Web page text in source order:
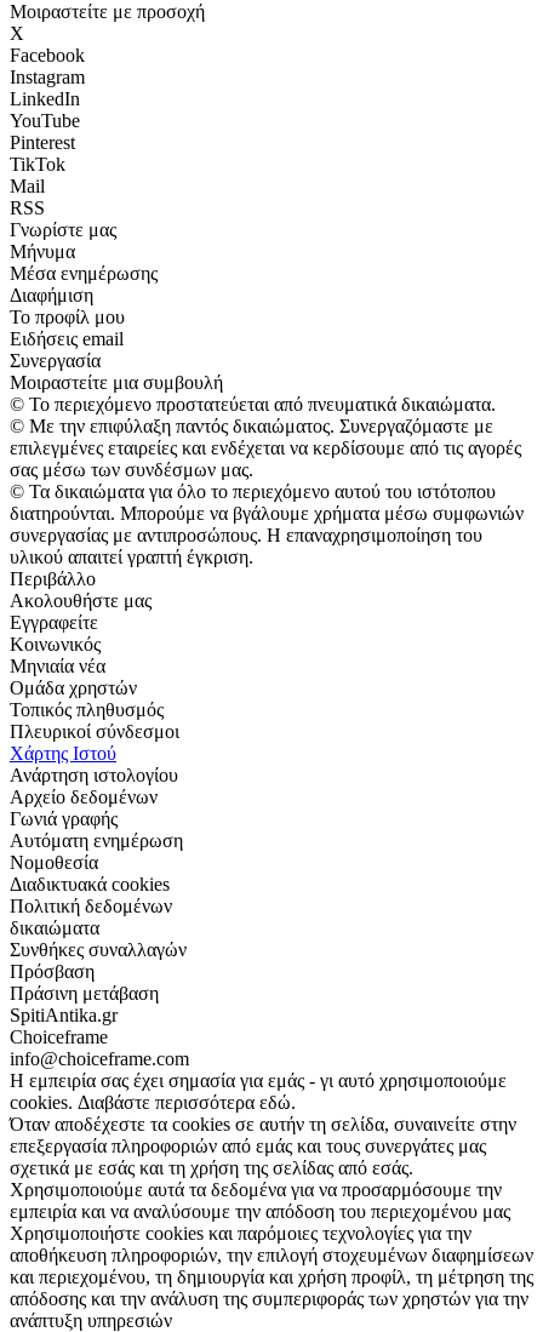
Μοιραστείτε με προσοχή
X
Facebook
Instagram
LinkedIn
YouTube
Pinterest
TikTok
Mail
RSS
Γνωρίστε μας
Μήνυμα
Μέσα ενημέρωσης
Διαφήμιση
Το προφίλ μου
Ειδήσεις email
Συνεργασία
Μοιραστείτε μια συμβουλή
© Το περιεχόμενο προστατεύεται από πνευματικά δικαιώματα.
© Με την επιφύλαξη παντός δικαιώματος. Συνεργαζόμαστε με
επιλεγμένες εταιρείες και ενδέχεται να κερδίσουμε από τις αγορές
σας μέσω των συνδέσμων μας.
© Τα δικαιώματα για όλο το περιεχόμενο αυτού του ιστότοπου
διατηρούνται. Μπορούμε να βγάλουμε χρήματα μέσω συμφωνιών
συνεργασίας με αντιπροσώπους. Η επαναχρησιμοποίηση του
υλικού απαιτεί γραπτή έγκριση.
Περιβάλλο
Ακολουθήστε μας
Εγγραφείτε
Κοινωνικός
Μηνιαία νέα
Ομάδα χρηστών
Τοπικός πληθυσμός
Πλευρικοί σύνδεσμοι
Χάρτης Ιστού
Ανάρτηση ιστολογίου
Αρχείο δεδομένων
Γωνιά γραφής
Αυτόματη ενημέρωση
Νομοθεσία
Διαδικτυακά cookies
Πολιτική δεδομένων
δικαιώματα
Συνθήκες συναλλαγών
Πρόσβαση
Πράσινη μετάβαση
SpitiAntika.gr
Choiceframe
info@choiceframe.com
Η εμπειρία σας έχει σημασία για εμάς - γι αυτό χρησιμοποιούμε
cookies. Διαβάστε περισσότερα εδώ.
Όταν αποδέχεστε τα cookies σε αυτήν τη σελίδα, συναινείτε στην
επεξεργασία πληροφοριών από εμάς και τους συνεργάτες μας
σχετικά με εσάς και τη χρήση της σελίδας από εσάς.
Χρησιμοποιούμε αυτά τα δεδομένα για να προσαρμόσουμε την
εμπειρία και να αναλύσουμε την απόδοση του περιεχομένου μας
Χρησιμοποιήστε cookies και παρόμοιες τεχνολογίες για την
αποθήκευση πληροφοριών, την επιλογή στοχευμένων διαφημίσεων
και περιεχομένου, τη δημιουργία και χρήση προφίλ, τη μέτρηση της
απόδοσης και την ανάλυση της συμπεριφοράς των χρηστών για την
ανάπτυξη υπηρεσιών